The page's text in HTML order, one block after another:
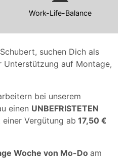
suchen Dich als
auf Montage,
bei unserem
einen UNBEFRISTETEN
einer Vergütung ab 17,50 €
Woche von Mo-Do am
Work-Life-Balance